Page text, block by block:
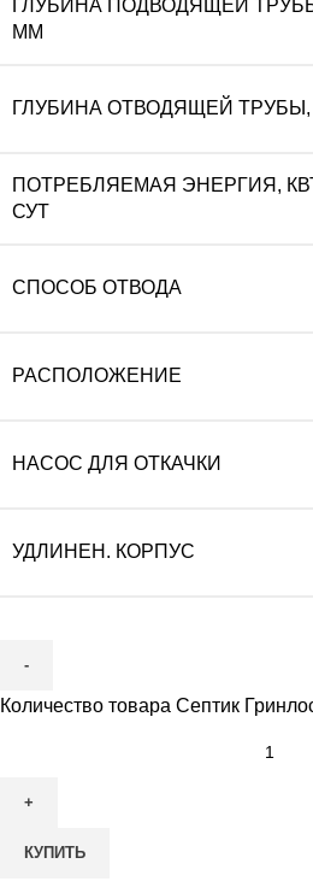
ГЛУБИНА ПОДВОДЯЩЕЙ
ММ
ГЛУБИНА ОТВОДЯЩЕЙ
ПОТРЕБЛЯЕМАЯ ЭНЕРГИЯ,
СУТ
СПОСОБ ОТВОДА
РАСПОЛОЖЕНИЕ
НАСОС ДЛЯ ОТКАЧКИ
УДЛИНЕН. КОРПУС
Количество товара Септик
КУПИТЬ